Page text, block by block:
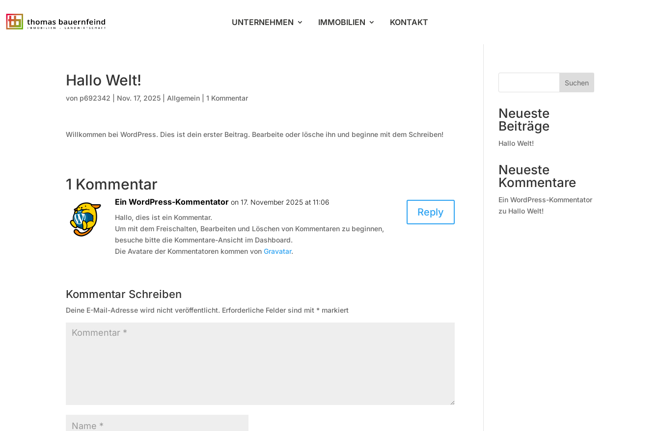
UNTERNEHMEN IMMOBILIEN KONTAKT
Hallo Welt!
von p692342 Nov. 17, 2025 Allgemein |1 Kommentar
Willkommen bei WordPress. Dies ist dein erster Beitrag. Bearbeite oder lösche ihn und beginne mit dem Schreiben!
1 Kommentar
Ein WordPress-Kommentator on 17. November 2025 at 11:06
Hallo, dies ist ein Kommentar.
Um mit dem Freischalten, Bearbeiten und Löschen von Kommentaren zu beginnen,
besuche bitte die Kommentare-Ansicht im Dashboard.
Die Avatare der Kommentatoren kommen vonGravatar.
Reply
Kommentar Schreiben
Deine E-Mail-Adresse wird nicht veröffentlicht. Erforderliche Felder sind mit * markiert
Suchen
Neueste
Beiträge
Hallo Welt!
Neueste
Kommentare
Ein WordPress-Kommentator
zu Hallo Welt!